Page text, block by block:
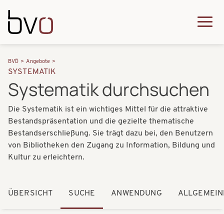
k
m
e
n
u
t
n
i
P
f
a
d
n
a
v
g
BVÖ Angebote
SYSTEMATIK
Systematik durchsuchen
Die Systematik ist ein wichtiges Mittel für die attraktive
Bestandspräsentation und die gezielte thematische
Bestandserschließung. Sie trägt dazu bei, den Benutzern
von Bibliotheken den Zugang zu Information, Bildung und
Kultur zu erleichtern.
ÜBERSICHT SUCHE ANWENDUNG